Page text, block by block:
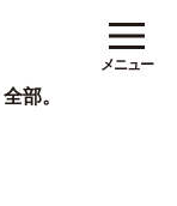
部。
メニュー